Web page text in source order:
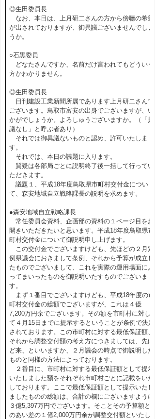
◎生田委員長
なお、本日は、上月研二さんの方から傍聴の希望
が出されておりますが、御異議ございませんでしょ
うか。
○石黒委員
どなたさんですか、名前だけ言われてもどういう
方かわかりません。
◎生田委員長
日刊建設工業新聞所属であります上月研二さんで
ございます。鳥取市富安の出身でございますが、い
かがでしょうか。よろしゅうございますか。（「異
議なし」と呼ぶ者あり）
それでは御異議ないものと認め、許可いたしま
す。
それでは、本日の議題に入ります。
質疑は各部局ごとに説明終了後一括して行ってい
ただきます。
議題１、平成18年度鳥取県市町村交付金につい
て、森安地域自立戦略課長の説明を求めます。
●森安地域自立戦略課長
常任委員会資料、企画部の資料の１ページ目をお
開きいただきたいと思います。平成18年度鳥取県市
町村交付金について御説明申し上げます。
この交付金でございますけども、先ほどの２月定
例県議会におきまして条例、それから予算が成立し
たものでございまして、これを実際の運用場面に入
ってまいったものを御説明いたすものでございま
す。
まず１番目でございますけども、平成18年度の市
町村交付金の総額でございますが、これは４億
7,200万円余でございます。その額を市町村に対し
て４月15日までに提示するということが条例で決定
されております。この市町村に対する最低保証額、
それから調整交付額の考え方につきましては、先ほ
ど来、といいますか、２月議会の時点で御説明した
ものと同様の方法によっております。
２番目に、市町村に対する最低保証額として提示
いたしました額をそれぞれ市町村ごとに記載をいた
しております。ここで最低保証額として提示いたし
ましたものの総額は、合計の欄にございますように
３億5,397万円でございます。そことその予算額と
のあい差の１億2,000万円余が調整交付額といたし